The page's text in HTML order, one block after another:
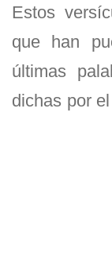
Estos
que han
últimas
dichas por